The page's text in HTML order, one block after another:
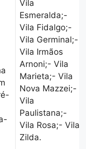
Vila
Esmeralda;-
Vila Fidalgo;-
Vila Germinal;-
Vila Irmãos
Arnoni;- Vila
Marieta;- Vila
Nova Mazzei;-
Vila
Paulistana;-
Vila Rosa;- Vila
Zilda.